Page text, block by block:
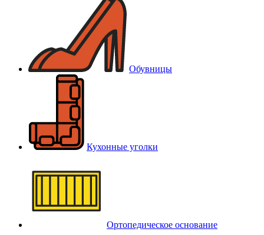
Обувницы
Кухонные уголки
Ортопедическое основание